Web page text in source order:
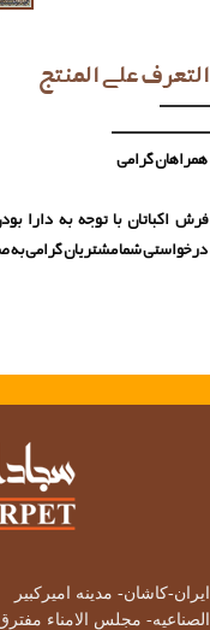
التعرف علی المنتج
همراهان گرامی
فرش اکباتان با توجه به دارا
درخواستی شما مشتریان گرامی به
ایران-کاشان- مدینه امیرکبیر
الصناعیه- مجلس الامناء